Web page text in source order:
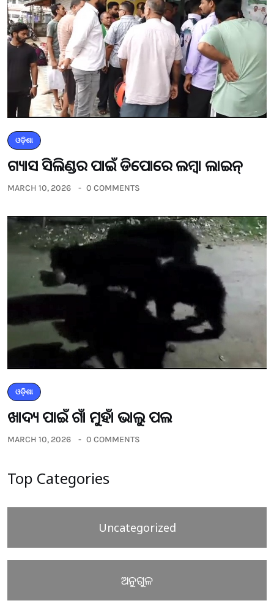
ଓଡ଼ିଶା
ଗ୍ୟାସ ସିଲିଣ୍ଡର ପାଇଁ ଡିପୋରେ ଲମ୍ବା ଲାଇନ୍
MARCH 10, 2026 0 COMMENTS
ଓଡ଼ିଶା
ଖାଦ୍ୟ ପାଇଁ ଗାଁ ମୁହାଁ ଭାଲୁ ପଲ
MARCH 10, 2026 0 COMMENTS
Top Categories
Uncategorized
ଅନୁଗୁଳ